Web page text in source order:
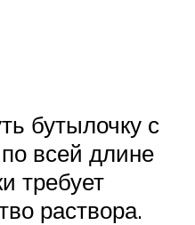
бутылочку с
всей длине
требует
раствора.